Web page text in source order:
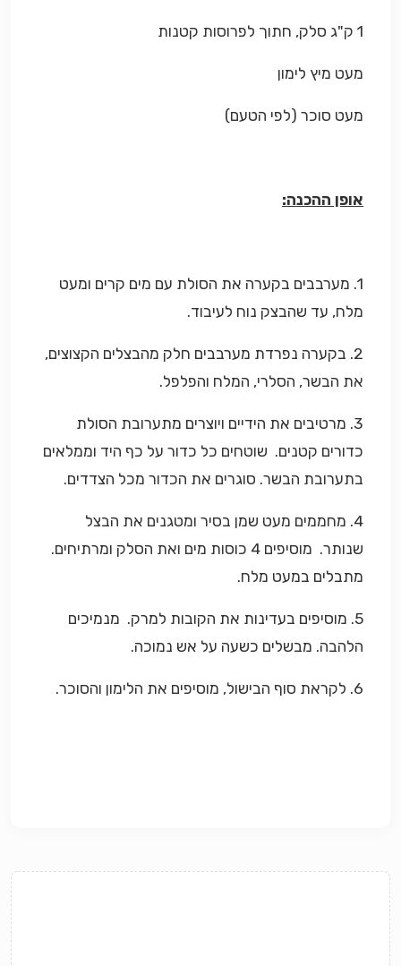
1 ק"ג סלק, חתוך לפרוסות קטנות
מעט מיץ לימון
מעט סוכר (לפי הטעם)
אופן ההכנה:
1. מערבבים בקערה את הסולת עם מים קרים ומעט
מלח, עד שהבצק נוח לעיבוד.
2. בקערה נפרדת מערבבים חלק מהבצלים הקצוצים,
את הבשר, הסלרי, המלח והפלפל.
3. מרטיבים את הידיים ויוצרים מתערובת הסולת
כדורים קטנים. שוטחים כל כדור על כף היד וממלאים
בתערובת הבשר. סוגרים את הכדור מכל הצדדים.
4. מחממים מעט שמן בסיר ומטגנים את הבצל
שנותר. מוסיפים 4 כוסות מים ואת הסלק ומרתיחים.
מתבלים במעט מלח.
5. מוסיפים בעדינות את הקובות למרק. מנמיכים
הלהבה. מבשלים כשעה על אש נמוכה.
6. לקראת סוף הבישול, מוסיפים את הלימון והסוכר.